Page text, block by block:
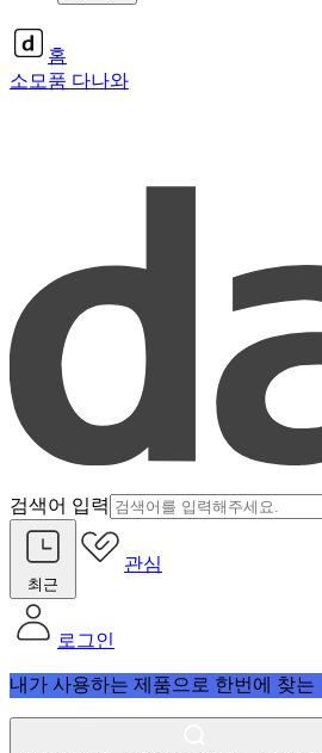
홈
소모품 다나와
검색어 입력
최근
관심
로그인
내가 사용하는 제품으로 한번에 찾는